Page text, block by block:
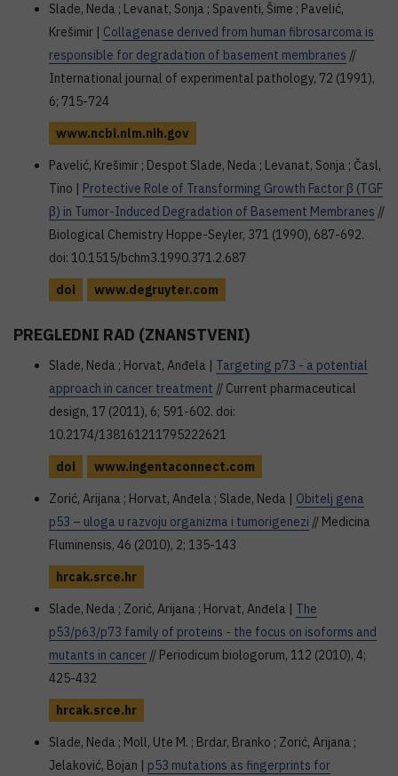
Slade, Neda ; Levanat, Sonja ; Spaventi, Šime ; Pavelić,
Krešimir | Collagenase derived from human fibrosarcoma is
responsible for degradation of basement membranes //
International journal of experimental pathology, 72 (1991),
6; 715-724
www.ncbi.nlm.nih.gov
Pavelić, Krešimir ; Despot Slade, Neda ; Levanat, Sonja ; Časl,
Tino | Protective Role of Transforming Growth Factor β (TGF
β) in Tumor-Induced Degradation of Basement Membranes //
Biological Chemistry Hoppe-Seyler, 371 (1990), 687-692.
doi: 10.1515/bchm3.1990.371.2.687
doi
www.degruyter.com
PREGLEDNI RAD (ZNANSTVENI)
Slade, Neda ; Horvat, Anđela | Targeting p73 - a potential
approach in cancer treatment // Current pharmaceutical
design, 17 (2011), 6; 591-602. doi:
10.2174/138161211795222621
doi
www.ingentaconnect.com
Zorić, Arijana ; Horvat, Anđela ; Slade, Neda | Obitelj gena
p53 – uloga u razvoju organizma i tumorigenezi // Medicina
Fluminensis, 46 (2010), 2; 135-143
hrcak.srce.hr
Slade, Neda ; Zorić, Arijana ; Horvat, Anđela | The
p53/p63/p73 family of proteins - the focus on isoforms and
mutants in cancer // Periodicum biologorum, 112 (2010), 4;
425-432
hrcak.srce.hr
Slade, Neda ; Moll, Ute M. ; Brdar, Branko ; Zorić, Arijana ;
Jelaković, Bojan | p53 mutations as fingerprints for